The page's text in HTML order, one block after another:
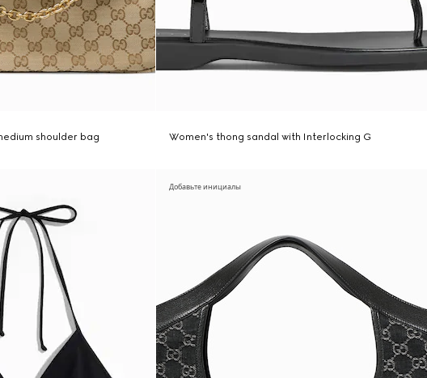
shoulder bag Women's thong sandal with Interlocking G
Добавьте инициалы